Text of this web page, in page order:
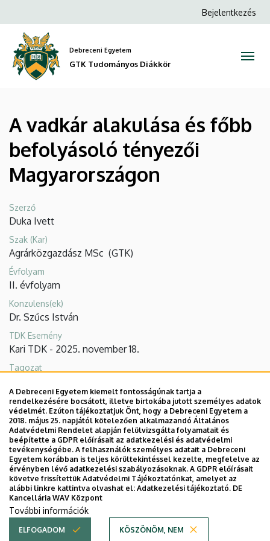
vadkár
alakulása
befolyásoló
tényezői
Magyarországon
GTK
Tudományos
Diákkör
a
tartalomra
Anonim
Bejelentkezés
Debreceni Egyetem
GTK Tudományos Diákkör
A vadkár alakulása és főbb
befolyásoló tényezői
Magyarországon
Szerző
Duka Ivett
Szak (Kar)
Agrárközgazdász MSc (GTK)
Évfolyam
II. évfolyam
Konzulens(ek)
Dr. Szűcs István
TDK Esemény
Kari TDK - 2025. november 18.
Tagozat
Adatvédelem
Adatvédelem
Copyright © 2026 Unideb
A Debreceni Egyetem kiemelt fontosságúnak tartja a
rendelkezésére bocsátott, illetve birtokába jutott személyes adatok
védelmét. Ezúton tájékoztatjuk Önt, hogy a Debreceni Egyetem a
2018. május 25. napjától kötelezően alkalmazandó Általános
Adatvédelmi Rendelet alapján felülvizsgálta folyamatait és
beépítette a GDPR előírásait az adatkezelési és adatvédelmi
tevékenységébe. A felhasználók személyes adatait a Debreceni
Egyetem korábban is teljes körültekintéssel kezelte, megfelelve az
érvényben lévő adatkezelési szabályozásoknak. A GDPR előírásait
követve frissítettük Adatvédelmi Tájékoztatónkat, amelyet az
alábbi linkre kattintva olvashat el: Adatkezelési tájékoztató. DE
Kancellária WAV Központ
További információk
ELFOGADOM KÖSZÖNÖM, NEM